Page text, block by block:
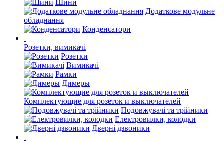
Шини
Додаткове модульне
обладнання
Конденсатори
Розетки, вимикачі
Розетки
Вимикачі
Рамки
Димеры
Комплектующие для розеток и выключателей
Подовжувачі та трійники
Електровилки, колодки
Дверні дзвоники